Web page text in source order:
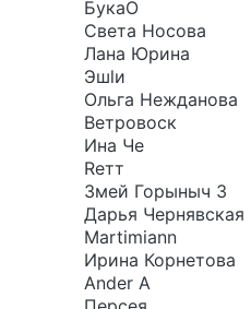
БукаО
Света Носова
Лана Юрина
Эшlи
Ольга Нежданова
Ветровоск
Ина Че
Rетт
Змей Горыныч 3
Дарья Чернявская
Martimiann
Ирина Корнетова
Ander A